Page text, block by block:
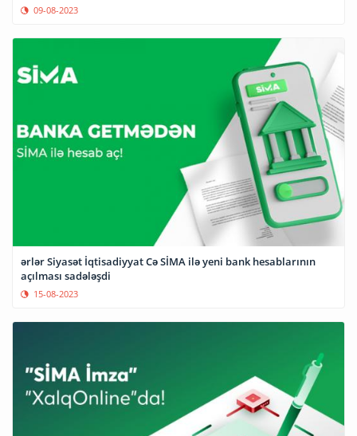
09-08-2023
ərlər Siyasət İqtisadiyyat Cə SİMA ilə yeni bank hesablarının
açılması sadələşdi
15-08-2023